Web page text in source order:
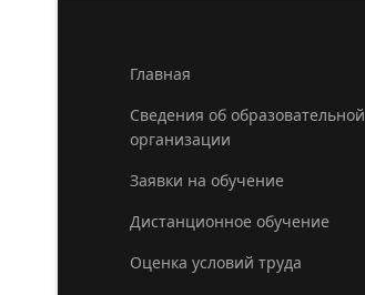
Главная
Сведения об образовательной
организации
Заявки на обучение
Дистанционное обучение
Оценка условий труда